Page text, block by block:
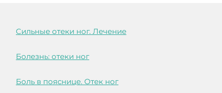
Cильные отеки ног. Лечение
Болезнь: отеки ног
Боль в пояснице. Отек ног